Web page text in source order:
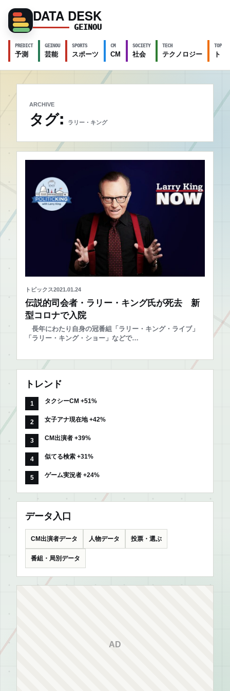
DATA DESK
GEINOU
PREDICT
予測
GEINOU
芸能
SPORTS
スポーツ
CM
CM
SOCIETY
社会
TECH
テクノロジー
TOPICS
ト
ARCHIVE
タグ: ラリー・キング
トピックス2021.01.24
伝説的司会者・ラリー・キング氏が死去 新
型コロナで入院
長年にわたり自身の冠番組「ラリー・キング・ライブ」
「ラリー・キング・ショー」などで…
トレンド
タクシーCM +51%
女子アナ現在地 +42%
CM出演者 +39%
似てる検索 +31%
ゲーム実況者 +24%
データ入口
CM出演者データ 人物データ 投票・選ぶ
番組・局別データ
AD